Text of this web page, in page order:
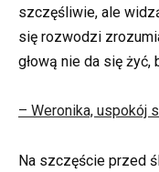
szczęśliwie, ale
się rozwodzi
głową nie da się żyć,
– Weronika, uspokój
Na szczęście przed